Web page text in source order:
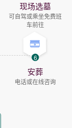
现场选墓
可自驾或乘坐免费班
车前往
6
安葬
电话或在线咨询